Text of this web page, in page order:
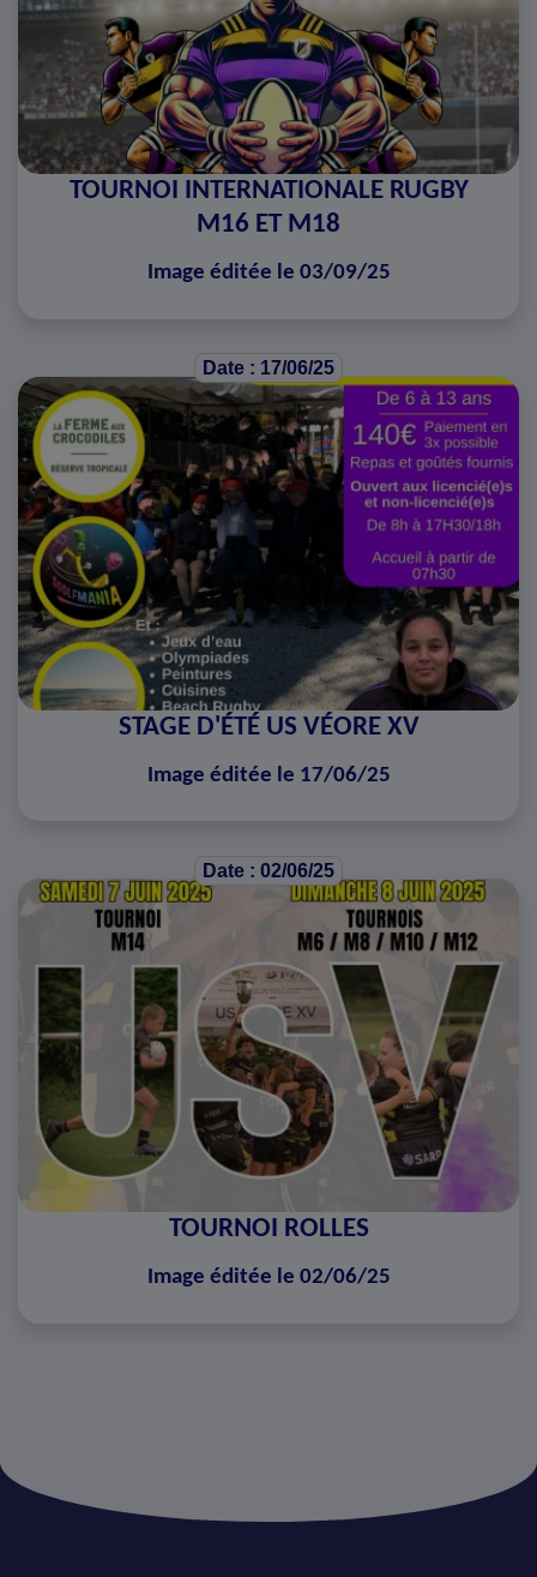
TOURNOI INTERNATIONALE RUGBY
M16 ET M18
Image éditée le 03/09/25
Date : 17/06/25
STAGE D'ÉTÉ US VÉORE XV
Image éditée le 17/06/25
Date : 02/06/25
TOURNOI ROLLES
Image éditée le 02/06/25